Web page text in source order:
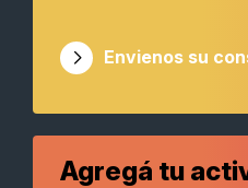
Envienos su
Agregá tu